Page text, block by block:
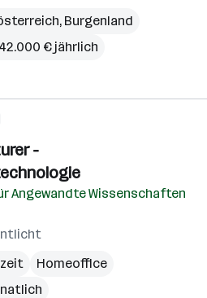
, Burgenland
€ jährlich
-
Angewandte Wissenschaften
Homeoffice